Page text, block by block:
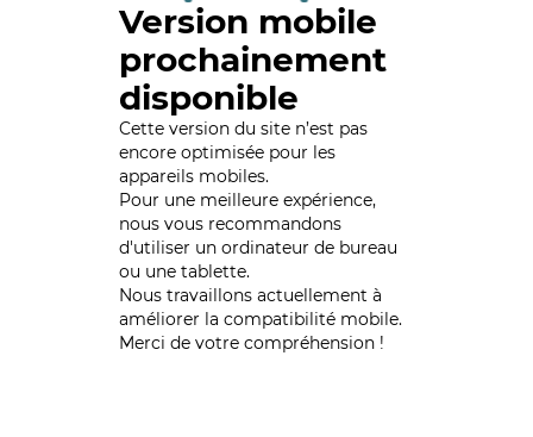
Version mobile
prochainement
disponible
Cette version du site n’est pas
encore optimisée pour les
appareils mobiles.
Pour une meilleure expérience,
nous vous recommandons
d'utiliser un ordinateur de bureau
ou une tablette.
Nous travaillons actuellement à
améliorer la compatibilité mobile.
Merci de votre compréhension !